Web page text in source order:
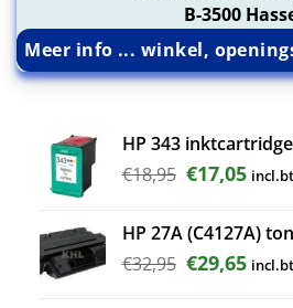
B-3500
Meer info ... winkel,
HP 343
€18,95
€18,95.
€17,05
HP 27A (C4127A)
€32,95 €29,65